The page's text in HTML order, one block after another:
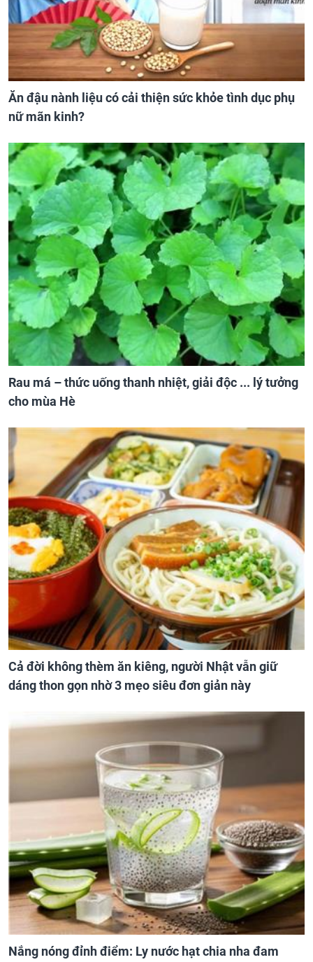
Ăn đậu nành liệu có cải thiện sức khỏe tình dục phụ
nữ mãn kinh?
Rau má – thức uống thanh nhiệt, giải độc ... lý tưởng
cho mùa Hè
Cả đời không thèm ăn kiêng, người Nhật vẫn giữ
dáng thon gọn nhờ 3 mẹo siêu đơn giản này
Nắng nóng đỉnh điểm: Ly nước hạt chia nha đam